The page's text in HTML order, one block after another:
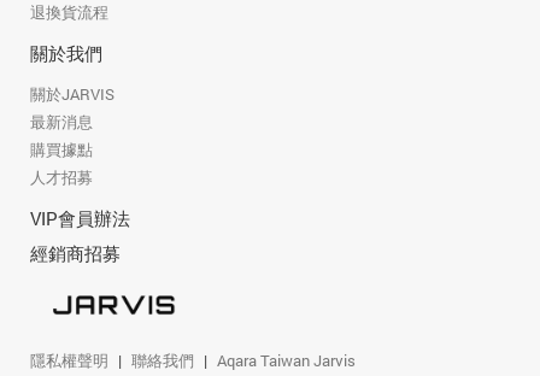
退換貨流程
關於我們
關於JARVIS
最新消息
購買據點
人才招募
VIP會員辦法
經銷商招募
隱私權聲明 聯絡我們 Aqara Taiwan Jarvis